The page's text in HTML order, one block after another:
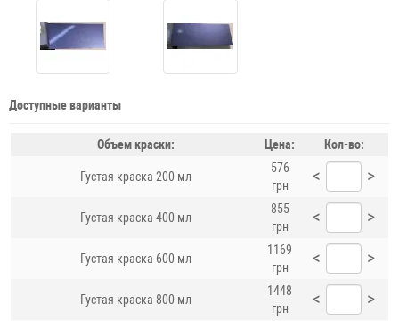
Доступные варианты
Объем краски: Цена: Кол-во:
Густая краска 200 мл
576
грн
< >
Густая краска 400 мл
855
грн
< >
Густая краска 600 мл
1169
грн
< >
Густая краска 800 мл
1448
грн
< >